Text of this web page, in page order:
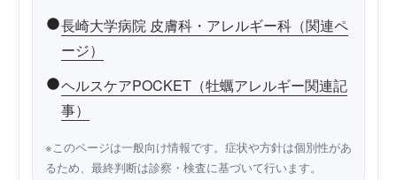
長崎大学病院 皮膚科・アレルギー科（関連ペ
ージ）
ヘルスケアPOCKET（牡蠣アレルギー関連記
事）
※このページは一般向け情報です。症状や方針は個別性があ
るため、最終判断は診察・検査に基づいて行います。